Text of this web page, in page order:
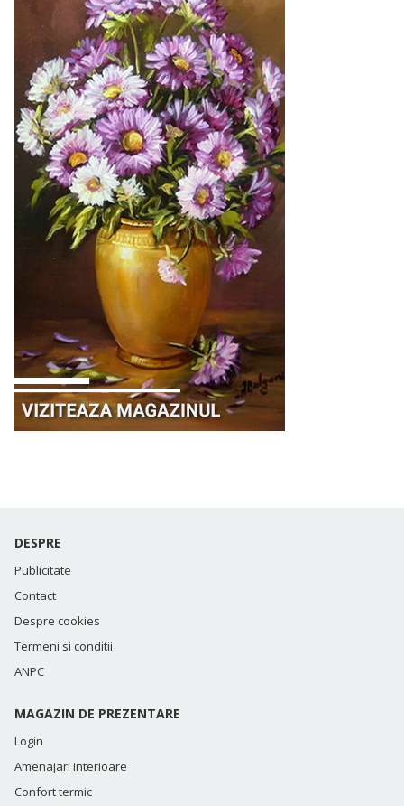
DESPRE
Publicitate
Contact
Despre cookies
Termeni si conditii
ANPC
MAGAZIN DE PREZENTARE
Login
Amenajari interioare
Confort termic